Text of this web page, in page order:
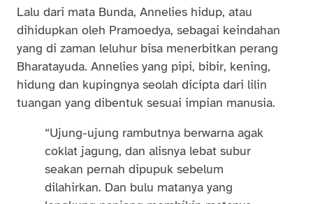
Lalu dari mata Bunda, Annelies hidup, atau
dihidupkan oleh Pramoedya, sebagai keindahan
yang di zaman leluhur bisa menerbitkan perang
Bharatayuda. Annelies yang pipi, bibir, kening,
hidung dan kupingnya seolah dicipta dari lilin
tuangan yang dibentuk sesuai impian manusia.
“Ujung-ujung rambutnya berwarna agak
coklat jagung, dan alisnya lebat subur
seakan pernah dipupuk sebelum
dilahirkan. Dan bulu matanya yang